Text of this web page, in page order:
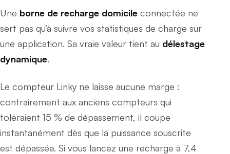
Une borne de recharge domicile connectée ne
sert pas qu’à suivre vos statistiques de charge sur
une application. Sa vraie valeur tient au délestage
dynamique.
Le compteur Linky ne laisse aucune marge :
contrairement aux anciens compteurs qui
toléraient 15 % de dépassement, il coupe
instantanément dès que la puissance souscrite
est dépassée. Si vous lancez une recharge à 7,4